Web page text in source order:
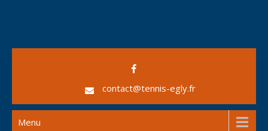
AS Egly Tennis
contact@tennis-egly.fr
Menu